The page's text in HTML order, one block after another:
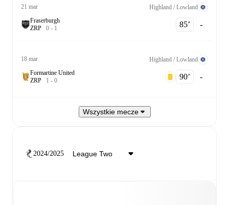
21 mar
Highland / Lowland
Fraserburgh
ZRP 0 - 1 85‎’‎ -
18 mar
Highland / Lowland
Formartine United
ZRP 1 - 0 90‎’‎ -
Wszystkie mecze
2024/2025